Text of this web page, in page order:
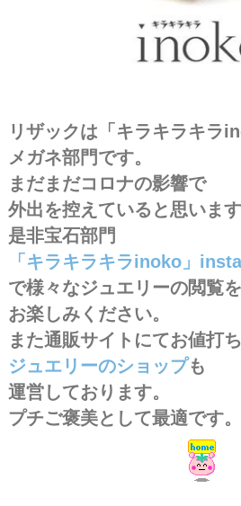
リザックは「キラキラキラ
メガネ部門です。
まだまだコロナの影響で
外出を控えていると思いま
是非宝石部門
「キラキラキラinoko」
で様々なジュエリーの閲覧を
お楽しみください。
また通販サイトにてお値打
ジュエリーのショップも
運営しております。
プチご褒美として最適です。